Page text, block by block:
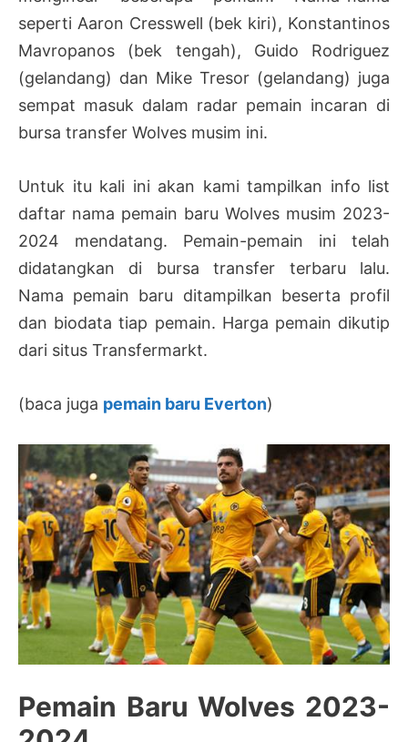
seperti Aaron Cresswell (bek kiri), Konstantinos
Mavropanos (bek tengah), Guido Rodriguez
(gelandang) dan Mike Tresor (gelandang) juga
sempat masuk dalam radar pemain incaran di
bursa transfer Wolves musim ini.
Untuk itu kali ini akan kami tampilkan info list
daftar nama pemain baru Wolves musim 2023-
2024 mendatang. Pemain-pemain ini telah
didatangkan di bursa transfer terbaru lalu.
Nama pemain baru ditampilkan beserta profil
dan biodata tiap pemain. Harga pemain dikutip
dari situs Transfermarkt.
(baca juga pemain baru Everton)
Pemain Baru Wolves 2023-